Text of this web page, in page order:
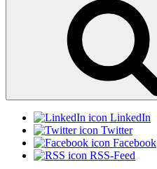
LinkedIn
Twitter
Facebook
RSS-Feed